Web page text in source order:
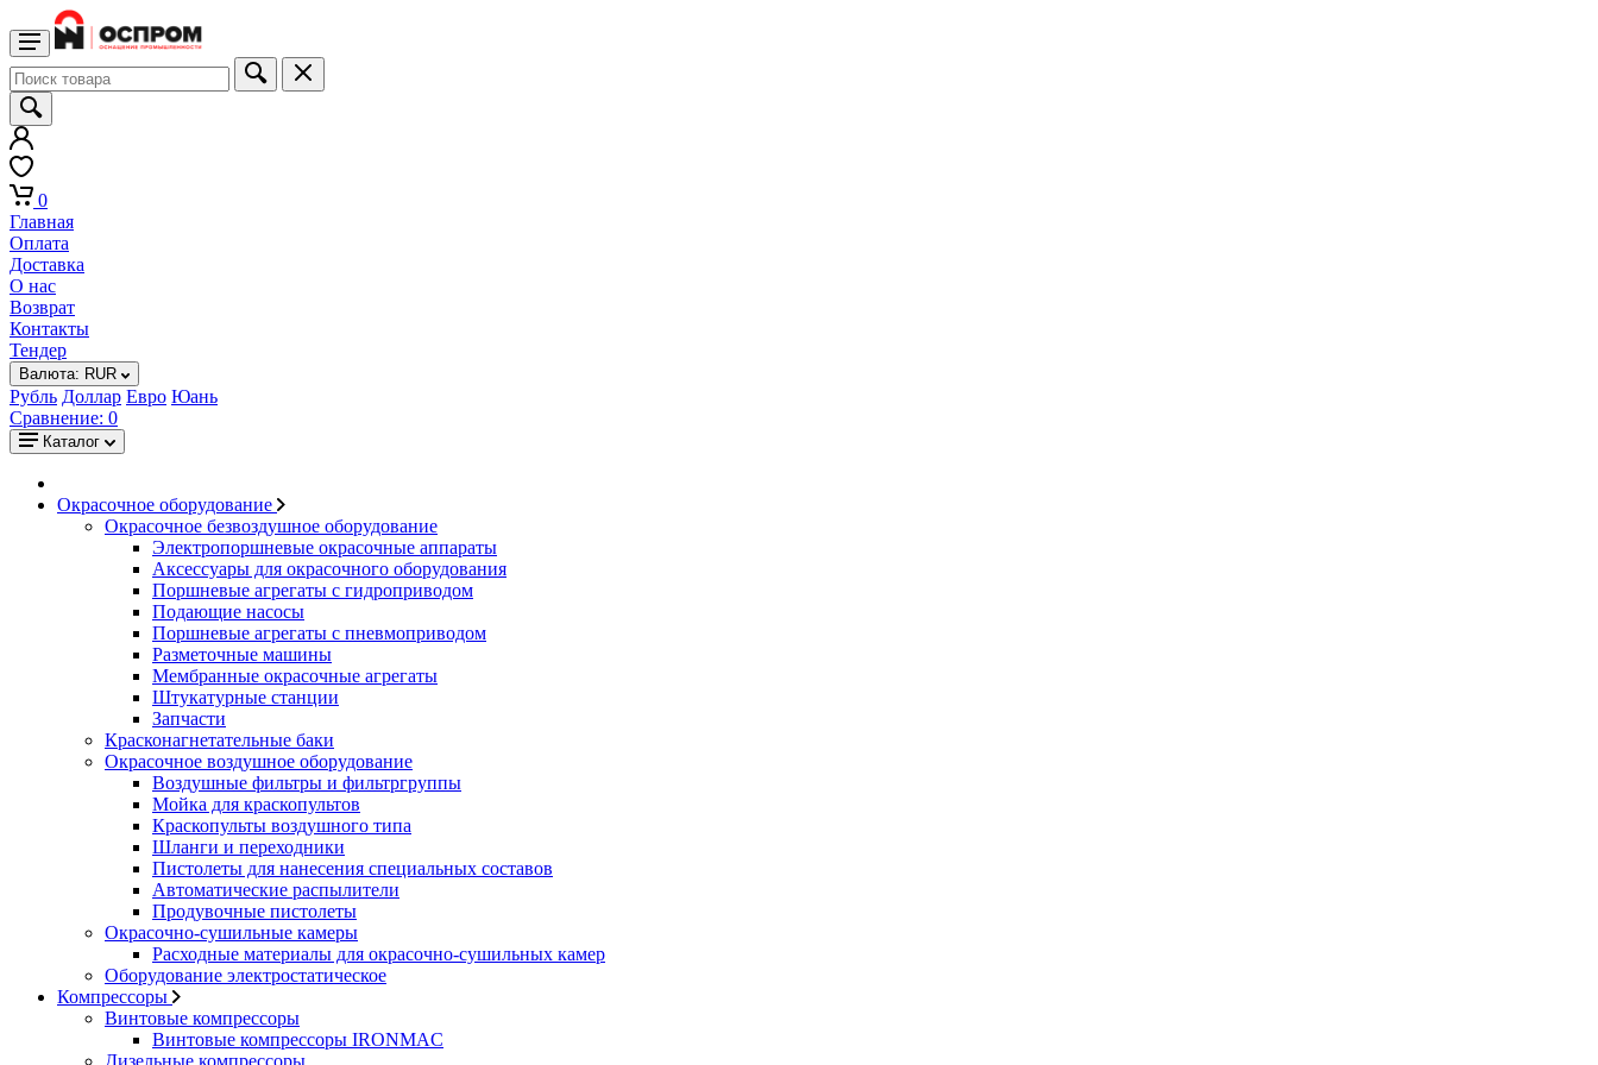
0
Главная
Оплата
Доставка
О нас
Возврат
Контакты
Тендер
Валюта: RUR
Рубль Доллар Евро Юань
Сравнение: 0
Каталог
Окрасочное оборудование
Окрасочное безвоздушное оборудование
Электропоршневые окрасочные аппараты
Аксессуары для окрасочного оборудования
Поршневые агрегаты с гидроприводом
Подающие насосы
Поршневые агрегаты с пневмоприводом
Разметочные машины
Мембранные окрасочные агрегаты
Штукатурные станции
Запчасти
Красконагнетательные баки
Окрасочное воздушное оборудование
Воздушные фильтры и фильтргруппы
Мойка для краскопультов
Краскопульты воздушного типа
Шланги и переходники
Пистолеты для нанесения специальных составов
Автоматические распылители
Продувочные пистолеты
Окрасочно-сушильные камеры
Расходные материалы для окрасочно-сушильных камер
Оборудование электростатическое
Компрессоры
Винтовые компрессоры
Винтовые компрессоры IRONMAC